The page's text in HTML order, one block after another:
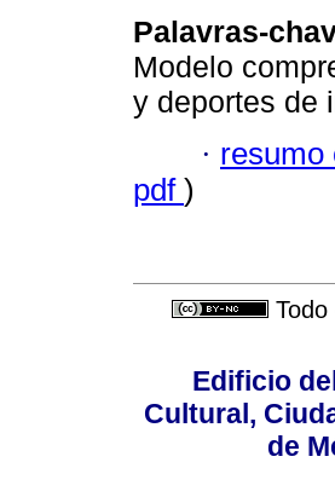
Palavras-
Modelo
y deportes de
· resumo
pdf )
Edificio
Cultural,
de